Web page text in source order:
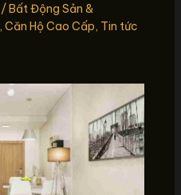
/Bất Động Sản &
, Căn Hộ Cao Cấp, Tin tức